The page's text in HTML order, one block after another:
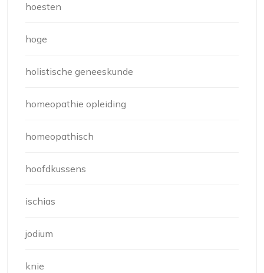
hoesten
hoge
holistische geneeskunde
homeopathie opleiding
homeopathisch
hoofdkussens
ischias
jodium
knie